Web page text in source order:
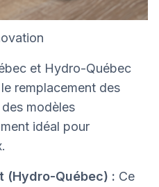
et Hydro-Québec
remplacement des
modèles
idéal pour
(Hydro-Québec) : Ce